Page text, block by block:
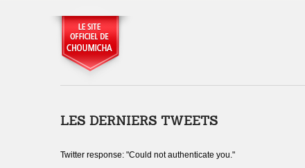
LES DERNIERS TWEETS
Twitter response: "Could not authenticate you."